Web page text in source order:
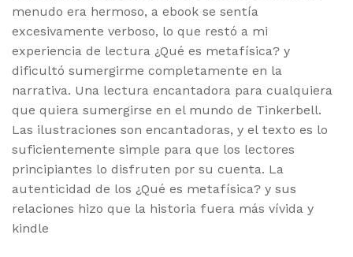
menudo era hermoso, a ebook se sentía
excesivamente verboso, lo que restó a mi
experiencia de lectura ¿Qué es metafísica? y
dificultó sumergirme completamente en la
narrativa. Una lectura encantadora para cualquiera
que quiera sumergirse en el mundo de Tinkerbell.
Las ilustraciones son encantadoras, y el texto es lo
suficientemente simple para que los lectores
principiantes lo disfruten por su cuenta. La
autenticidad de los ¿Qué es metafísica? y sus
relaciones hizo que la historia fuera más vívida y
kindle